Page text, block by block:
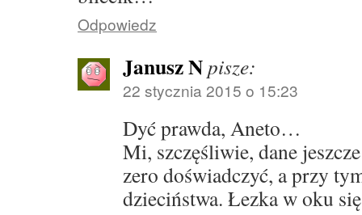
Odpowiedz
Janusz Npisze:
22 stycznia 2015 o 15:23
Dyć prawda, Aneto…
Mi, szczęśliwie, dane
zero doświadczyć, a przy
dzieciństwa. Łezka w oku